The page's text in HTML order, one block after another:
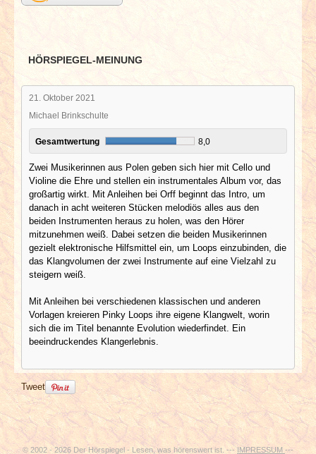
HÖRSPIEGEL-MEINUNG
21. Oktober 2021
Michael Brinkschulte
Gesamtwertung 8,0
Zwei Musikerinnen aus Polen geben sich hier mit Cello und
Violine die Ehre und stellen ein instrumentales Album vor, das
großartig wirkt. Mit Anleihen bei Orff beginnt das Intro, um
danach in acht weiteren Stücken melodiös alles aus den
beiden Instrumenten heraus zu holen, was den Hörer
mitzunehmen weiß. Dabei setzen die beiden Musikerinnen
gezielt elektronische Hilfsmittel ein, um Loops einzubinden, die
das Klangvolumen der zwei Instrumente auf eine Vielzahl zu
steigern weiß.
Mit Anleihen bei verschiedenen klassischen und anderen
Vorlagen kreieren Pinky Loops ihre eigene Klangwelt, worin
sich die im Titel benannte Evolution wiederfindet. Ein
beeindruckendes Klangerlebnis.
Tweet
© 2002 - 2026 Der Hörspiegel - Lesen, was hörenswert ist. ---IMPRESSUM ---